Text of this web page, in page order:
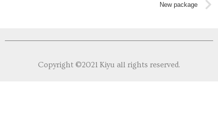
New package
ホーム News
Copyright ©2021 Kiyu all rights reserved.